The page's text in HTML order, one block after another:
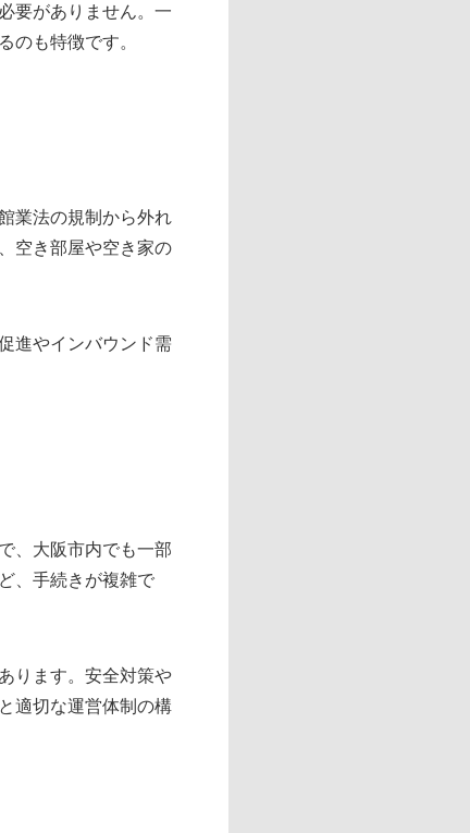
要がありません。一
のも特徴です。
業法の規制から外れ
空き部屋や空き家の
進やインバウンド需
、大阪市内でも一部
、手続きが複雑で
ります。安全対策や
適切な運営体制の構